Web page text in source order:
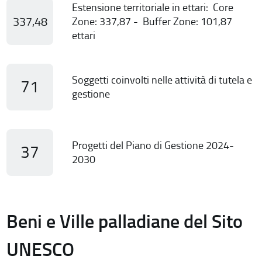
337,48
Estensione territoriale in ettari: Core
Zone: 337,87 - Buffer Zone: 101,87
ettari
71
Soggetti coinvolti nelle attività di tutela e
gestione
37
Progetti del Piano di Gestione 2024-
2030
Beni e Ville palladiane del Sito
UNESCO